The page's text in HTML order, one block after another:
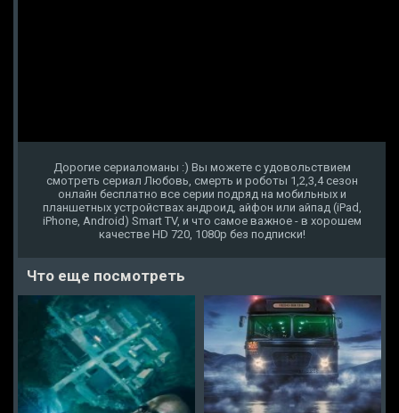
Дорогие сериаломаны :) Вы можете с удовольствием
смотреть сериал Любовь, смерть и роботы 1,2,3,4 сезон
онлайн бесплатно все серии подряд на мобильных и
планшетных устройствах андроид, айфон или айпад (iPad,
iPhone, Android) Smart TV, и что самое важное - в хорошем
качестве HD 720, 1080p без подписки!
Что еще посмотреть